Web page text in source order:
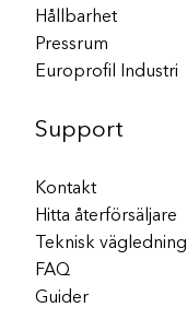
Hållbarhet
Pressrum
Europrofil Industri
Support
Kontakt
Hitta återförsäljare
Teknisk vägledning
FAQ
Guider